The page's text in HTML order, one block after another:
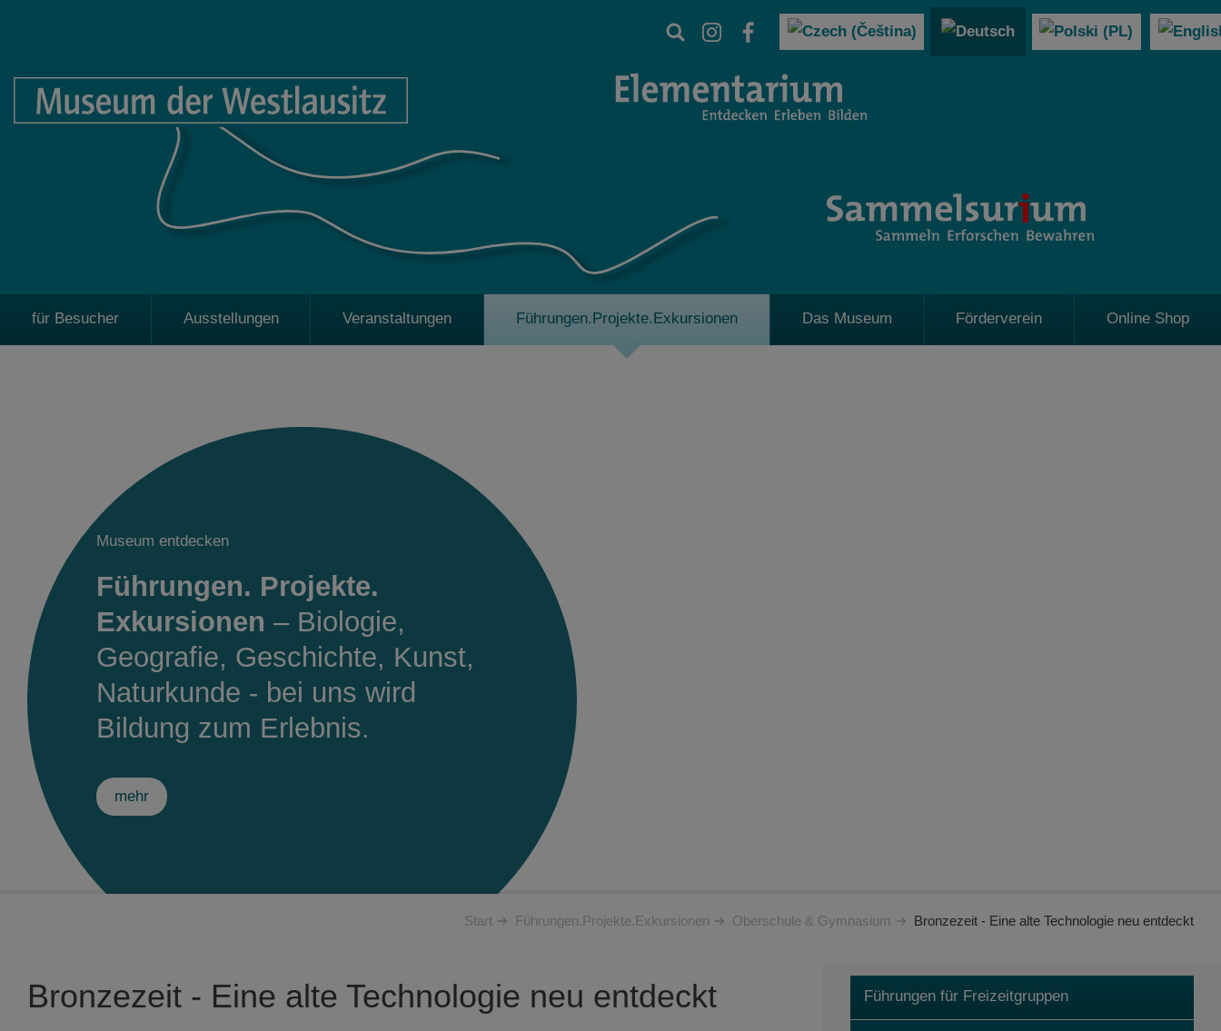
für Besucher Ausstellungen Veranstaltungen Führungen.Projekte.Exkursionen Das Museum Förderverein Online Shop
Museum entdecken
Führungen. Projekte.
Exkursionen – Biologie,
Geografie, Geschichte, Kunst,
Naturkunde - bei uns wird
Bildung zum Erlebnis.
mehr
Start Führungen.Projekte.Exkursionen Oberschule & Gymnasium Bronzezeit - Eine alte Technologie neu entdeckt
Bronzezeit - Eine alte Technologie neu entdeckt Führungen für Freizeitgruppen